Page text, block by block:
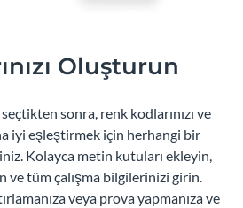
Oluşturun
sonra, renk kodlarınızı ve
iyi eşleştirmek için herhangi bir
Kolayca metin kutuları ekleyin,
ve tüm çalışma bilgilerinizi girin.
veya prova yapmanıza ve